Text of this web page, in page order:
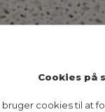
Cookies på
bruger cookies til at